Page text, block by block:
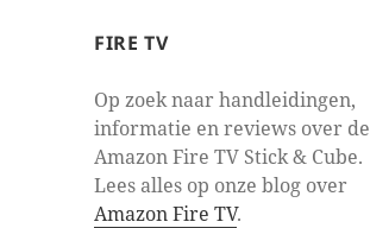
FIRE TV
Op zoek naar handleidingen,
informatie en reviews over de
Amazon Fire TV Stick & Cube.
Lees alles op onze blog over
Amazon Fire TV.